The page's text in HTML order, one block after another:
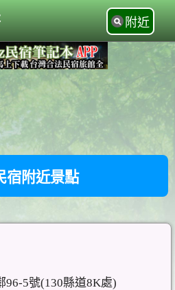
附近
宿附近景點
96-5號(130縣道8K處)